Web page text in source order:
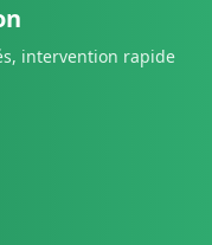
intervention rapide